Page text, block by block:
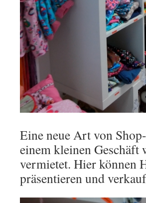
Eine neue Art von
einem kleinen Geschäft
vermietet. Hier können
präsentieren und